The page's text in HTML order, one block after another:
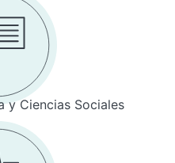
y Ciencias Sociales